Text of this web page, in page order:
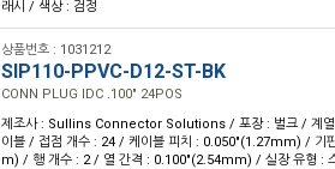
래시 / 색상 : 검정
상품번호 : 1031212
SIP110-PPVC-D12-ST-BK
CONN PLUG IDC .100" 24POS
제조사 : Sullins Connector Solutions / 포장 : 벌크 / 계열
이블 / 접점 개수 : 24 / 케이블 피치 : 0.050"(1.27mm) / 기
m) / 행 개수 : 2 / 열 간격 : 0.100"(2.54mm) / 실장 유형 :